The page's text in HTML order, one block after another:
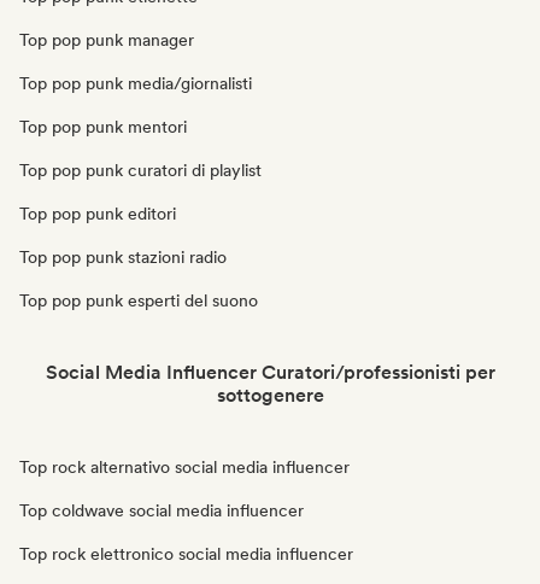
Top pop punk manager
Top pop punk media/giornalisti
Top pop punk mentori
Top pop punk curatori di playlist
Top pop punk editori
Top pop punk stazioni radio
Top pop punk esperti del suono
Social Media Influencer Curatori/professionisti per
sottogenere
Top rock alternativo social media influencer
Top coldwave social media influencer
Top rock elettronico social media influencer